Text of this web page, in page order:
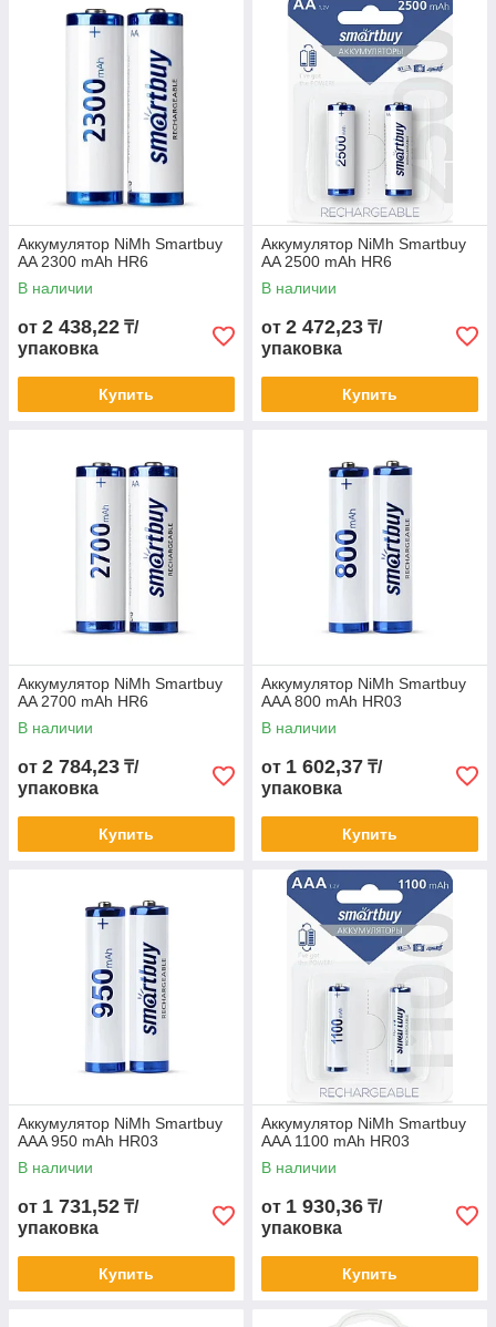
Аккумулятор NiMh Smartbuy
AA 2300 mAh HR6
В наличии
от 2 438,22 ₸/
упаковка
Купить
Аккумулятор NiMh Smartbuy
AA 2500 mAh HR6
В наличии
от 2 472,23 ₸/
упаковка
Купить
Аккумулятор NiMh Smartbuy
AA 2700 mAh HR6
В наличии
от 2 784,23 ₸/
упаковка
Купить
Аккумулятор NiMh Smartbuy
AAA 800 mAh HR03
В наличии
от 1 602,37 ₸/
упаковка
Купить
Аккумулятор NiMh Smartbuy
AAA 950 mAh HR03
В наличии
от 1 731,52 ₸/
упаковка
Купить
Аккумулятор NiMh Smartbuy
AAA 1100 mAh HR03
В наличии
от 1 930,36 ₸/
упаковка
Купить